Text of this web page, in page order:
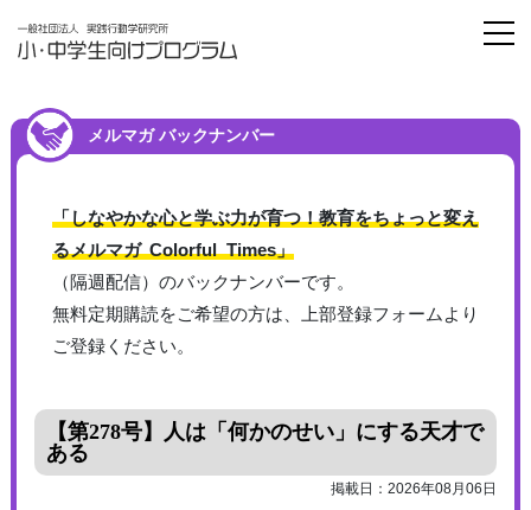
メルマガ バックナンバー
「しなやかな心と学ぶ力が育つ！教育をちょっと変え
るメルマガ Colorful Times」
（隔週配信）のバックナンバーです。
無料定期購読をご希望の方は、上部登録フォームより
ご登録ください。
【第278号】人は「何かのせい」にする天才で
ある
掲載日：2026年08月06日